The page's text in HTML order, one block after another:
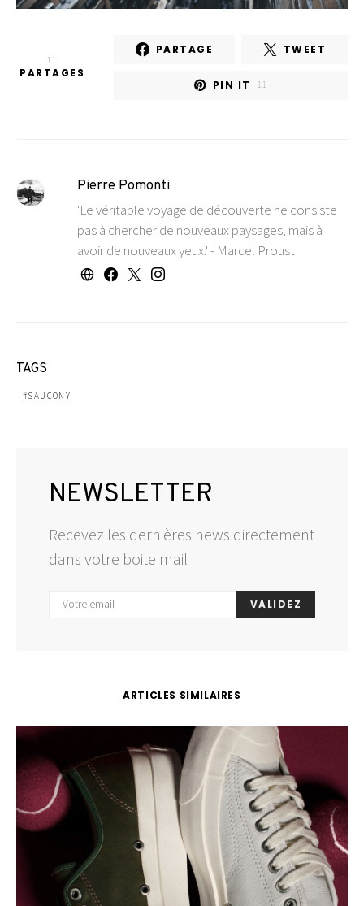
11
PARTAGES
PARTAGE TWEET
PIN IT 11
Pierre Pomonti
'Le véritable voyage de découverte ne consiste
pas à chercher de nouveaux paysages, mais à
avoir de nouveaux yeux.' - Marcel Proust
TAGS
SAUCONY
NEWSLETTER
Recevez les dernières news directement
dans votre boite mail
VALIDEZ
ARTICLES SIMILAIRES